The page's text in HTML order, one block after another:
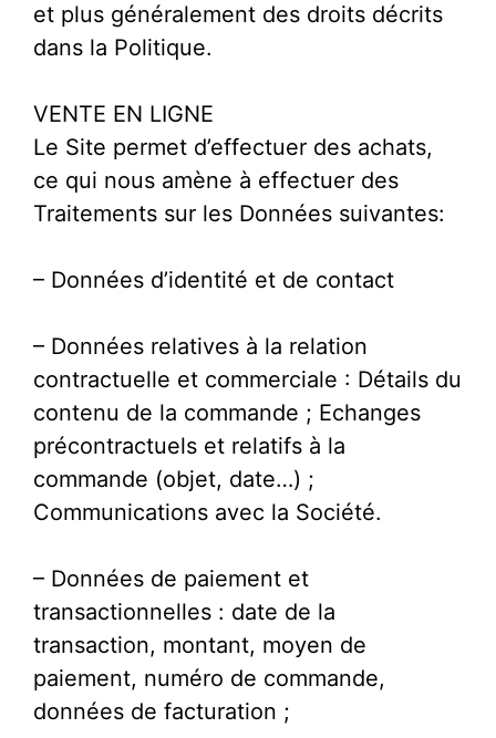
et plus généralement des droits décrits
dans la Politique.
VENTE EN LIGNE
Le Site permet d’effectuer des achats,
ce qui nous amène à effectuer des
Traitements sur les Données suivantes:
– Données d’identité et de contact
– Données relatives à la relation
contractuelle et commerciale : Détails du
contenu de la commande ; Echanges
précontractuels et relatifs à la
commande (objet, date…) ;
Communications avec la Société.
– Données de paiement et
transactionnelles : date de la
transaction, montant, moyen de
paiement, numéro de commande,
données de facturation ;